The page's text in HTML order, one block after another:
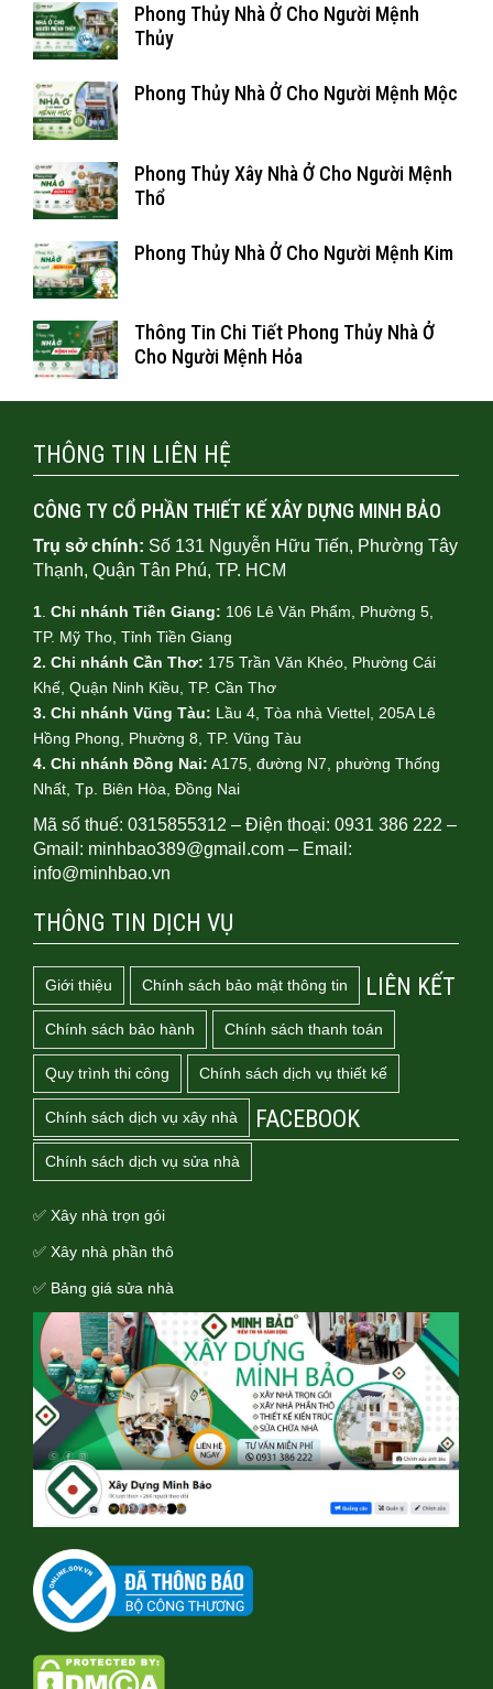
Phong Thủy Nhà Ở Cho Người Mệnh
Thủy
Phong Thủy Nhà Ở Cho Người Mệnh Mộc
Phong Thủy Xây Nhà Ở Cho Người Mệnh
Thổ
Phong Thủy Nhà Ở Cho Người Mệnh Kim
Thông Tin Chi Tiết Phong Thủy Nhà Ở
Cho Người Mệnh Hỏa
THÔNG TIN LIÊN HỆ
CÔNG TY CỔ PHẦN THIẾT KẾ XÂY DỰNG MINH BẢO
Trụ sở chính: Số 131 Nguyễn Hữu Tiến, Phường Tây
Thạnh, Quận Tân Phú, TP. HCM
1 Chi nhánh Tiền Giang: 106 Lê Văn Phẩm, Phường 5,
TP. Mỹ Tho, Tỉnh Tiền Giang
2. Chi nhánh Cần Thơ: 175 Trần Văn Khéo, Phường Cái
Khế, Quận Ninh Kiều, TP. Cần Thơ
3. Chi nhánh Vũng Tàu: Lầu 4, Tòa nhà Viettel, 205A Lê
Hồng Phong, Phường 8, TP. Vũng Tàu
4. Chi nhánh Đồng Nai: A175, đường N7, phường Thống
Nhất, Tp. Biên Hòa, Đồng Nai
Mã số thuế: 0315855312 – Điện thoại: 0931 386 222 –
Gmail: minhbao389@gmail.com – Email:
info@minhbao.vn
THÔNG TIN DỊCH VỤ
Giới thiệu Chính sách bảo mật thông tin
Chính sách bảo hành Chính sách thanh toán
Quy trình thi công Chính sách dịch vụ thiết kế
Chính sách dịch vụ xây nhà
Chính sách dịch vụ sửa nhà
✅ Xây nhà trọn gói
✅ Xây nhà phần thô
✅ Bảng giá sửa nhà
LIÊN KẾT
FACEBOOK